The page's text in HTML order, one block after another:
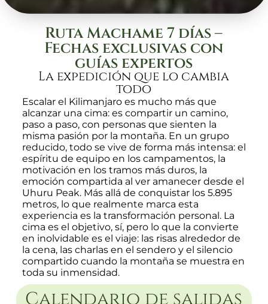
Ruta Machame 7 días –
Fechas exclusivas con
guías expertos
La expedición que lo cambia
todo
Escalar el Kilimanjaro es mucho más que
alcanzar una cima: es compartir un camino,
paso a paso, con personas que sienten la
misma pasión por la montaña. En un grupo
reducido, todo se vive de forma más intensa: el
espíritu de equipo en los campamentos, la
motivación en los tramos más duros, la
emoción compartida al ver amanecer desde el
Uhuru Peak. Más allá de conquistar los 5.895
metros, lo que realmente marca esta
experiencia es la transformación personal. La
cima es el objetivo, sí, pero lo que la convierte
en inolvidable es el viaje: las risas alrededor de
la cena, las charlas en el sendero y el silencio
compartido cuando la montaña se muestra en
toda su inmensidad.
Calendario de salidas